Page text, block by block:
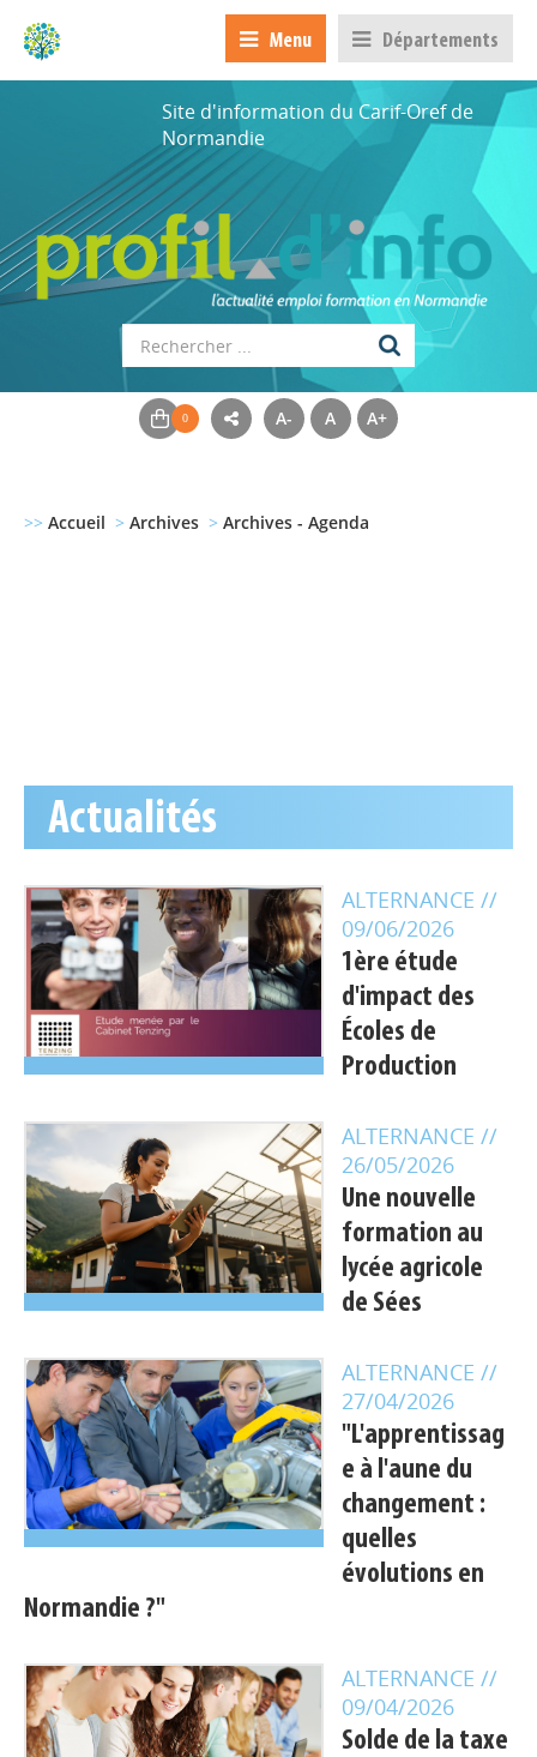
Menu Départements
Site d'information du Carif-Oref de
Normandie
A- A A+
>> Accueil > Archives > Archives - Agenda
Actualités
ALTERNANCE //
09/06/2026
1ère étude
d'impact des
Écoles de
Production
ALTERNANCE //
26/05/2026
Une nouvelle
formation au
lycée agricole
de Sées
ALTERNANCE //
27/04/2026
"L'apprentissag
e à l'aune du
changement :
quelles
évolutions en
Normandie ?"
ALTERNANCE //
09/04/2026
Solde de la taxe